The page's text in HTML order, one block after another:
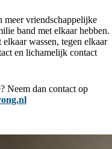
meer vriendschappelijke
band met elkaar hebben.
wassen, tegen elkaar
en lichamelijk contact
Neem dan contact op